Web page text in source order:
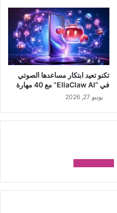
تكنو تعيد ابتكار مساعدها الصوتي
في “EllaClaw AI” مع 40 مهارة
يونيو 27, 2026